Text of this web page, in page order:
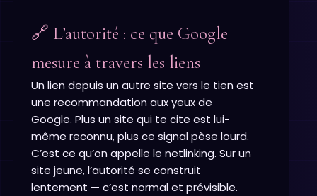
🔗 L’autorité : ce que Google
mesure à travers les liens
Un lien depuis un autre site vers le tien est
une recommandation aux yeux de
Google. Plus un site qui te cite est lui-
même reconnu, plus ce signal pèse lourd.
C’est ce qu’on appelle le netlinking. Sur un
site jeune, l’autorité se construit
lentement — c’est normal et prévisible.